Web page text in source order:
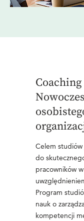
Celem
do
pracowników
Program
nauk o
kompetencji